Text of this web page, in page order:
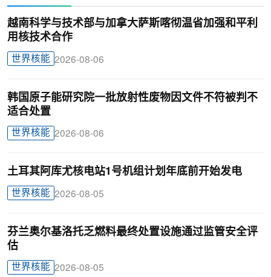
越南科学与技术部与加拿大萨斯喀彻温省加强和平利
用核技术合作
世界核能 2026-08-06
韩国原子能研究院一批放射性废物因文件不符被判不
适合处置
世界核能 2026-08-06
土耳其阿库尤核电站1号机组计划年底前开始发电
世界核能 2026-08-05
芬兰奥尔基洛托乏燃料最终处置设施通过监管安全评
估
世界核能 2026-08-05